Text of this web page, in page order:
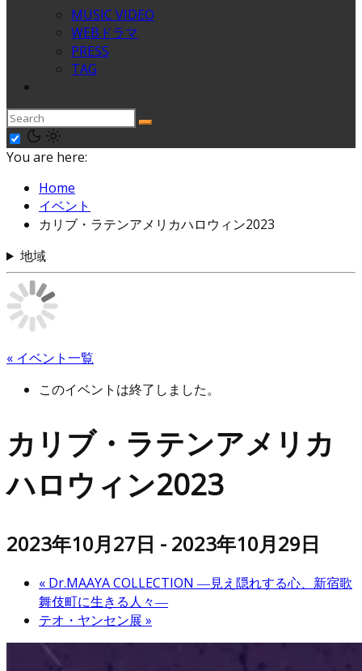
MUSIC VIDEO
WEBドラマ
PRESS
TAG
You are here:
Home
イベント
カリブ・ラテンアメリカハロウィン2023
地域
« イベント一覧
このイベントは終了しました。
カリブ・ラテンアメリカ
ハロウィン2023
2023年10月27日 - 2023年10月29日
« Dr.MAAYA COLLECTION ―見え隠れする心、新宿歌
舞伎町に生きる人々―
テオ・ヤンセン展 »